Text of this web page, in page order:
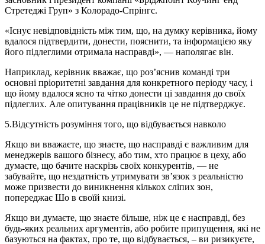
Стретеджі Груп» з Колорадо-Спрінгс.
«Існує невідповідність між тим, що, на думку керівника, йому
вдалося підтвердити, донести, пояснити, та інформацією яку
його підлеглими отримала насправді», — наполягає він.
Наприклад, керівник вважає, що роз’яснив команді три
основні пріоритетні завдання для конкретного періоду часу, і
що йому вдалося ясно та чітко донести ці завдання до своїх
підлеглих. Але опитування працівників це не підтверджує.
5.Відсутність розуміння того, що відбувається навколо
Якщо ви вважаєте, що знаєте, що насправді є важливим для
менеджерів вашого бізнесу, або тим, хто працює в цеху, або
думаєте, що бачите наскрізь своїх конкурентів, — не
забувайте, що нездатність утримувати зв’язок з реальністю
може призвести до виникнення кількох сліпих зон,
попереджає Шо в своїй книзі.
Якщо ви думаєте, що знаєте більше, ніж це є насправді, без
будь-яких реальних аргументів, або робите припущення, які не
базуються на фактах, про те, що відбувається, – ви ризикуєте,